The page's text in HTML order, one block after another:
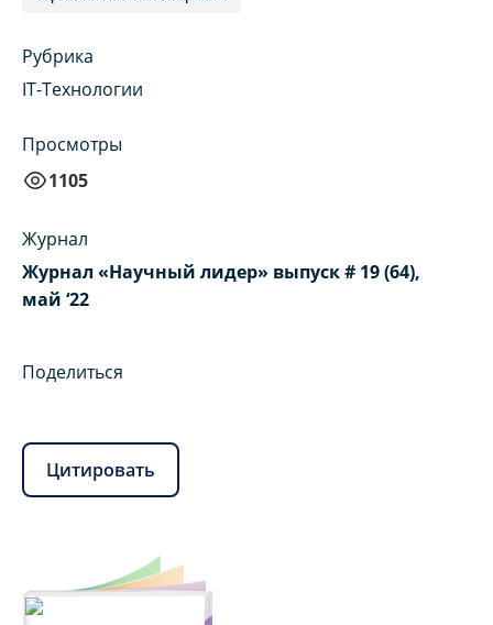
Рубрика
IT-Технологии
Просмотры
1105
Журнал
Журнал «Научный лидер» выпуск # 19 (64),
май ‘22
Поделиться
Цитировать